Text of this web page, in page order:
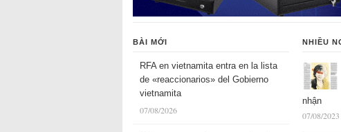
BÀI MỚI
RFA en vietnamita entra en la lista
de «reaccionarios» del Gobierno
vietnamita
07/08/2026
NHIỀU
nhận
07/08/2023